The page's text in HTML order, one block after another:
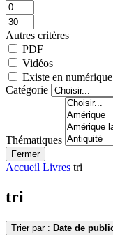
Autres critères
PDF
Vidéos
Existe en numérique
Catégorie
Thématiques
Fermer
Accueil Livres tri
tri
Trier par : Date de